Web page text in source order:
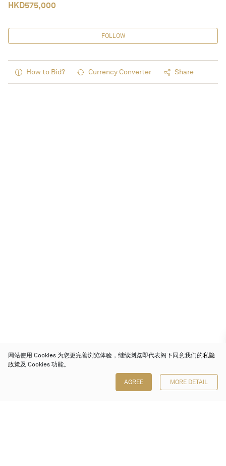
HKD575,000
FOLLOW
How to Bid? Currency Converter Share
网站使用 Cookies 为您更完善浏览体验，继续浏览即代表阁下同意我们的私隐
政策及 Cookies 功能。
AGREE MORE DETAIL